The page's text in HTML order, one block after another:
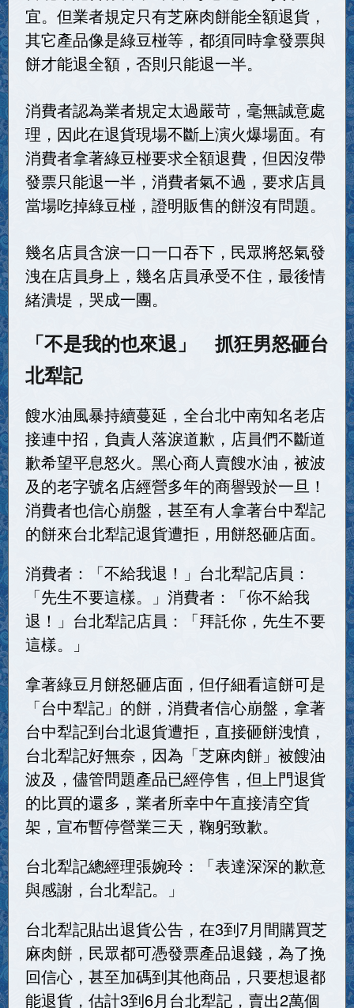
宜。但業者規定只有芝麻肉餅能全額退貨，
其它產品像是綠豆椪等，都須同時拿發票與
餅才能退全額，否則只能退一半。
消費者認為業者規定太過嚴苛，毫無誠意處
理，因此在退貨現場不斷上演火爆場面。有
消費者拿著綠豆椪要求全額退費，但因沒帶
發票只能退一半，消費者氣不過，要求店員
當場吃掉綠豆椪，證明販售的餅沒有問題。
幾名店員含淚一口一口吞下，民眾將怒氣發
洩在店員身上，幾名店員承受不住，最後情
緒潰堤，哭成一團。
「不是我的也來退」 抓狂男怒砸台
北犁記
餿水油風暴持續蔓延，全台北中南知名老店
接連中招，負責人落淚道歉，店員們不斷道
歉希望平息怒火。黑心商人賣餿水油，被波
及的老字號名店經營多年的商譽毀於一旦！
消費者也信心崩盤，甚至有人拿著台中犁記
的餅來台北犁記退貨遭拒，用餅怒砸店面。
消費者：「不給我退！」台北犁記店員：
「先生不要這樣。」消費者：「你不給我
退！」台北犁記店員：「拜託你，先生不要
這樣。」
拿著綠豆月餅怒砸店面，但仔細看這餅可是
「台中犁記」的餅，消費者信心崩盤，拿著
台中犁記到台北退貨遭拒，直接砸餅洩憤，
台北犁記好無奈，因為「芝麻肉餅」被餿油
波及，儘管問題產品已經停售，但上門退貨
的比買的還多，業者所幸中午直接清空貨
架，宣布暫停營業三天，鞠躬致歉。
台北犁記總經理張婉玲：「表達深深的歉意
與感謝，台北犁記。」
台北犁記貼出退貨公告，在3到7月間購買芝
麻肉餅，民眾都可憑發票產品退錢，為了挽
回信心，甚至加碼到其他商品，只要想退都
能退貨，估計3到6月台北犁記，賣出2萬個